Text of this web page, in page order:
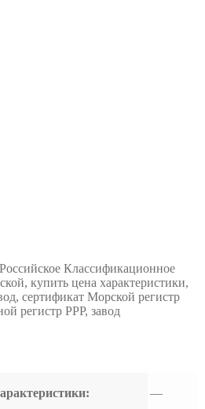
Классификационное
купить цена характеристики,
сертификат Морской регистр
регистр РРР, завод
—